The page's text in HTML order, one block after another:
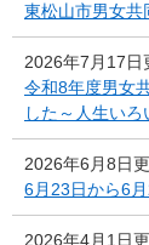
東松山市男女共
2026年7月17日
令和8年度男女
した～人生い
2026年6月8日
6月23日から6
2026年4月1日